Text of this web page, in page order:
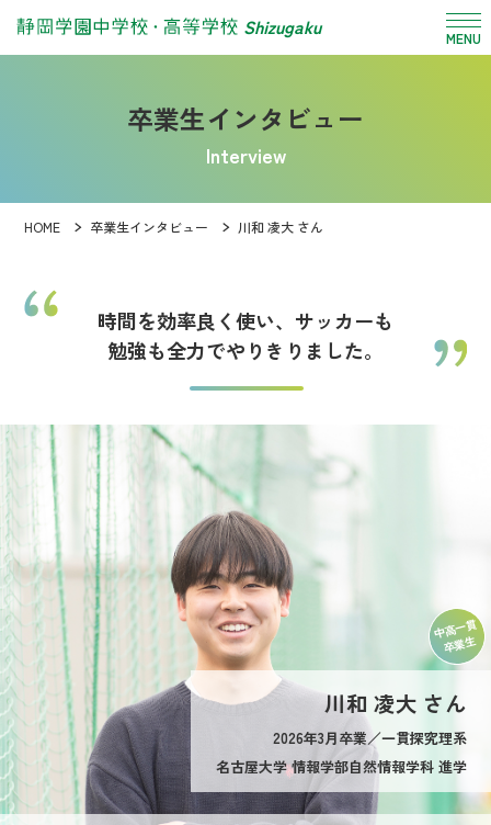
Shizugaku MENU
卒業生インタビュー
Interview
HOME 卒業生インタビュー 川和 凌大 さん
時間を効率良く使い、サッカーも
勉強も全力でやりきりました。
中高一貫
卒業生
川和 凌大 さん
2026年3月卒業／一貫探究理系
名古屋大学 情報学部自然情報学科 進学